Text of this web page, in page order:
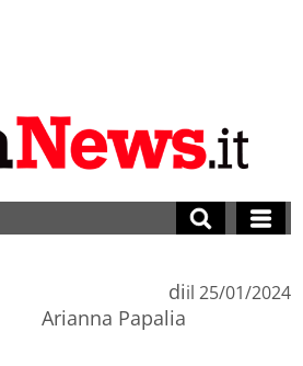
di
Arianna Papalia
il 25/01/2024